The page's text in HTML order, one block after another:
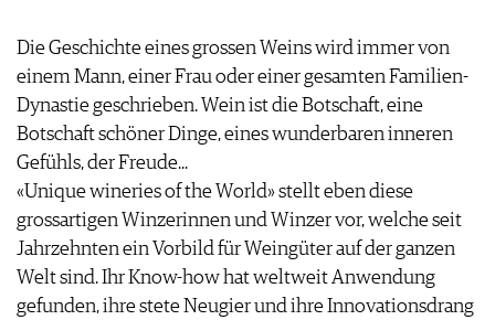
WEINE DES MONATS
TRINKREIFETABELLE
UNIQUE WINERIES
CLUB LES DOMAINES
WEINWISSEN
WEINREGIONEN
WEINLEXIKON
WEINGESCHICHTE
WEINLAGERUNG
INFOGRAFIKEN
EVENTS
EVENTKALENDER
AWARDS
EVENT-BILDER
ESSEN & TRINKEN
FOOD PAIRING TIPPS
MAGAZIN
Die Geschichte eines grossen Weins wird immer von
einem Mann, einer Frau oder einer gesamten Familien-
Dynastie geschrieben. Wein ist die Botschaft, eine
Botschaft schöner Dinge, eines wunderbaren inneren
Gefühls, der Freude...
«Unique wineries of the World» stellt eben diese
grossartigen Winzerinnen und Winzer vor, welche seit
Jahrzehnten ein Vorbild für Weingüter auf der ganzen
Welt sind. Ihr Know-how hat weltweit Anwendung
gefunden, ihre stete Neugier und ihre Innovationsdrang